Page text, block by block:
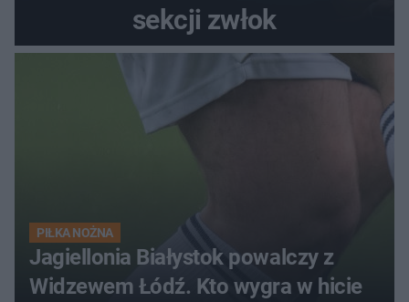
sekcji zwłok
PIŁKA NOŻNA
Jagiellonia Białystok powalczy z
Widzewem Łódź. Kto wygra w hicie